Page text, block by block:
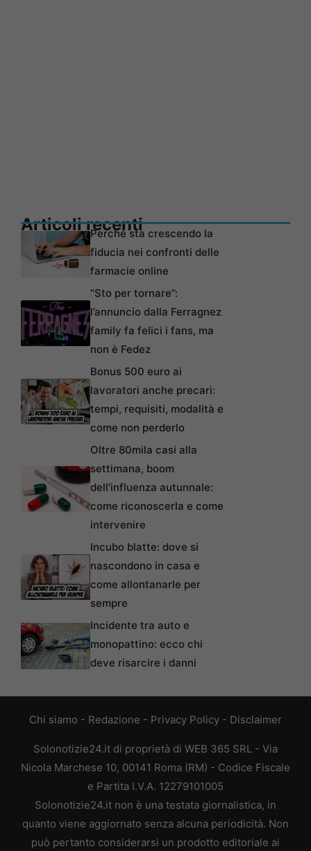
Articoli recentiPerché sta crescendo la
fiducia nei confronti delle
farmacie online
“Sto per tornare”:
l’annuncio dalla Ferragnez
family fa felici i fans, ma
non è Fedez
Bonus 500 euro ai
lavoratori anche precari:
tempi, requisiti, modalità e
come non perderlo
Oltre 80mila casi alla
settimana, boom
dell’influenza autunnale:
come riconoscerla e come
intervenire
Incubo blatte: dove si
nascondono in casa e
come allontanarle per
sempre
Incidente tra auto e
monopattino: ecco chi
deve risarcire i danni
Chi siamo - Redazione - Privacy Policy - Disclaimer
Solonotizie24.it di proprietà di WEB 365 SRL - Via
Nicola Marchese 10, 00141 Roma (RM) - Codice Fiscale
e Partita I.V.A. 12279101005
Solonotizie24.it non è una testata giornalistica, in
quanto viene aggiornato senza alcuna periodicità. Non
può pertanto considerarsi un prodotto editoriale ai